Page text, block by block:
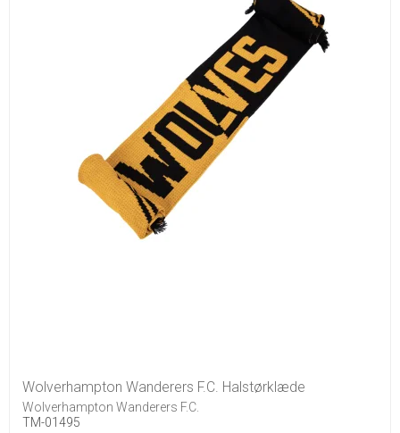
Wolverhampton Wanderers F.C. Halstørklæde
Wolverhampton Wanderers F.C.
TM-01495